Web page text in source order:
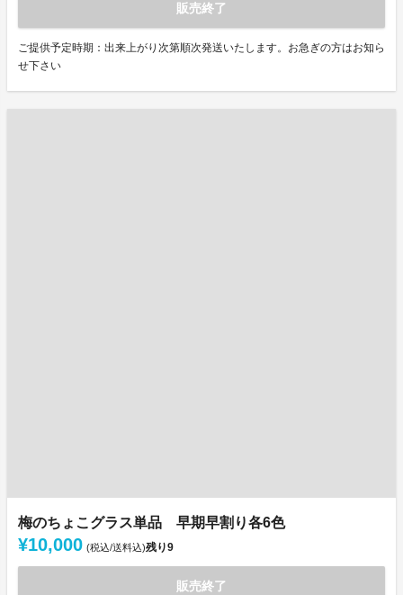
販売終了
ご提供予定時期：出来上がり次第順次発送いたします。お急ぎの方はお知ら
せ下さい
梅のちょこグラス単品 早期早割り各6色
¥10,000 (税込/送料込)残り9
販売終了